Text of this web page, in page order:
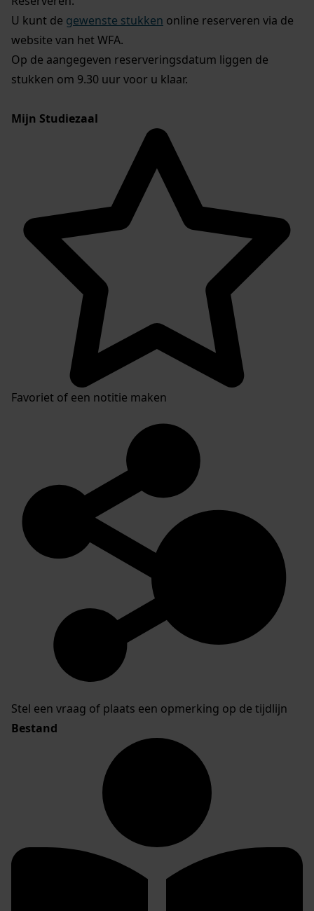
U kunt de gewenste stukken online reserveren via de
website van het WFA.
Op de aangegeven reserveringsdatum liggen de
stukken om 9.30 uur voor u klaar.
Mijn Studiezaal
Favoriet of een notitie maken
Stel een vraag of plaats een opmerking op de tijdlijn
Bestand